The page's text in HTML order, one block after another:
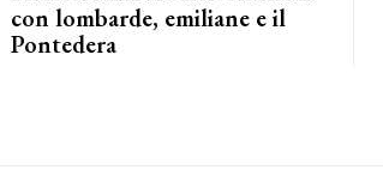
con lombarde, emiliane e il
Pontedera